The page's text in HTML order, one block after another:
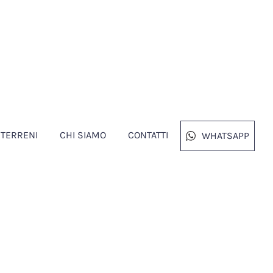
TERRENI CHI SIAMO CONTATTI WHATSAPP